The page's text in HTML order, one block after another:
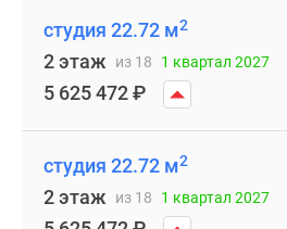
студия 22.72 м2
2 этаж из 18 1 квартал 2027
5 625 472₽
студия 22.72 м2
2 этаж из 18 1 квартал 2027